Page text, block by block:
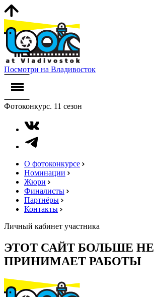
Посмотри на Владивосток
Фотоконкурс. 11 сезон
О фотоконкурсе
Номинации
Жюри
Финалисты
Партнёры
Контакты
Личный кабинет участника
ЭТОТ САЙТ БОЛЬШЕ НЕ
ПРИНИМАЕТ РАБОТЫ